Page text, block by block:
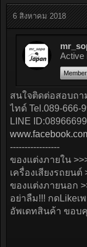
6 สิงหาคม 2018
Active
Member
สนใจติดต่อสอบถา
ไทด์ Tel.089-666-
LINE
-----------------
ของแต่งภายใน
เครื่องเสียงรถยนต์
ของแต่งภายนอก
อย่าลืม!!! กดLikeเ
อัพเดทสินค้า ขอบ